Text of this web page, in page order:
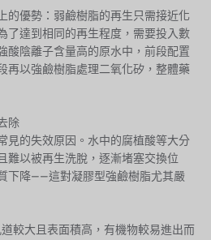
的優勢：弱鹼樹脂的再生只需接近化
了達到相同的再生程度，需要投入數
酸陰離子含量高的原水中，前段配置
再以強鹼樹脂處理二氧化矽，整體藥
除
見的失效原因。水中的腐植酸等大分
難以被再生洗脫，逐漸堵塞交換位
下降——這對凝膠型強鹼樹脂尤其嚴
較大且表面積高，有機物較易進出而